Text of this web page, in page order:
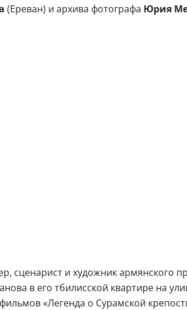
(Ереван) и архива фотографа Юрия
сценарист и художник армянского
в его тбилисской квартире на
«Легенда о Сурамской